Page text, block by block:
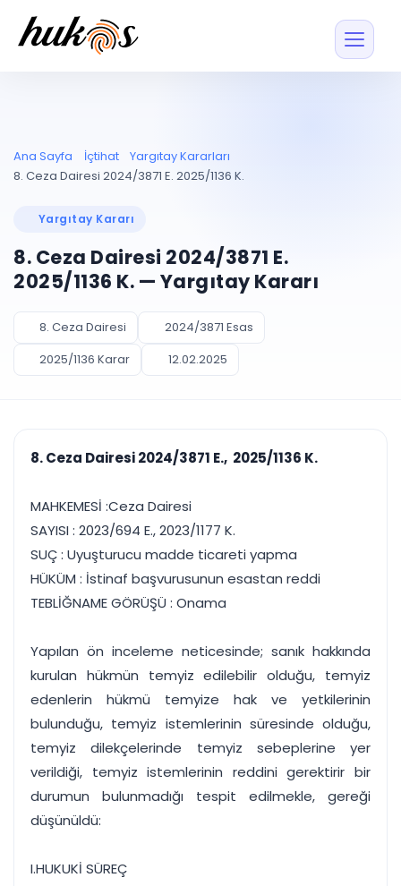
Entegrasyonu
UYAP ile otomatik
UYAP Evrak
Entegrasyonu
UETS Entegrasyonu
Tebligatları anında
Vekalet
PLANLAMA & TAKİP
Pano ve Takip
Duruşma ve görev
takvimi
Bildirim
takibi
Tek panelde uçtan uca yönetim
UYAP & UETS entegrasyonundan finansa, hepsi bir arada.
Tüm özellikleri inceleyin
Blog
Ücretsiz Başlayın Giriş Yap
Ana Sayfa İçtihat
Yargıtay Kararları
8. Ceza Dairesi 2024/3871 E. 2025/1136 K.
Yargıtay Kararı
8. Ceza Dairesi 2024/3871 E.
2025/1136 K. — Yargıtay Kararı
8. Ceza Dairesi
2024/3871 Esas
2025/1136 Karar
12.02.2025
8. Ceza Dairesi 2024/3871 E., 2025/1136 K.
MAHKEMESİ :Ceza Dairesi
SAYISI : 2023/694 E., 2023/1177 K.
SUÇ : Uyuşturucu madde ticareti yapma
HÜKÜM : İstinaf başvurusunun esastan reddi
TEBLİĞNAME GÖRÜŞÜ : Onama
Yapılan ön inceleme neticesinde; sanık hakkında
kurulan hükmün temyiz edilebilir olduğu, temyiz
edenlerin hükmü temyize hak ve yetkilerinin
bulunduğu, temyiz istemlerinin süresinde olduğu,
temyiz dilekçelerinde temyiz sebeplerine yer
verildiği, temyiz istemlerinin reddini gerektirir bir
durumun bulunmadığı tespit edilmekle, gereği
düşünüldü:
I.HUKUKİ SÜREÇ